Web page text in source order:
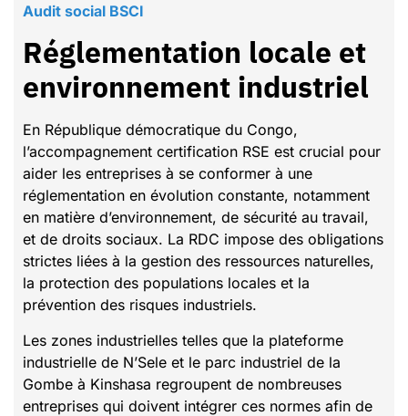
Audit social BSCI
Réglementation locale et
environnement industriel
En République démocratique du Congo,
l’accompagnement certification RSE est crucial pour
aider les entreprises à se conformer à une
réglementation en évolution constante, notamment
en matière d’environnement, de sécurité au travail,
et de droits sociaux. La RDC impose des obligations
strictes liées à la gestion des ressources naturelles,
la protection des populations locales et la
prévention des risques industriels.
Les zones industrielles telles que la plateforme
industrielle de N’Sele et le parc industriel de la
Gombe à Kinshasa regroupent de nombreuses
entreprises qui doivent intégrer ces normes afin de